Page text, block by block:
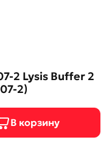
2 Lysis Buffer 2
2)